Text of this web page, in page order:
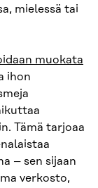
mielessä tai
muokata
ihon
Tämä tarjoaa
– sen sijaan
verkosto,